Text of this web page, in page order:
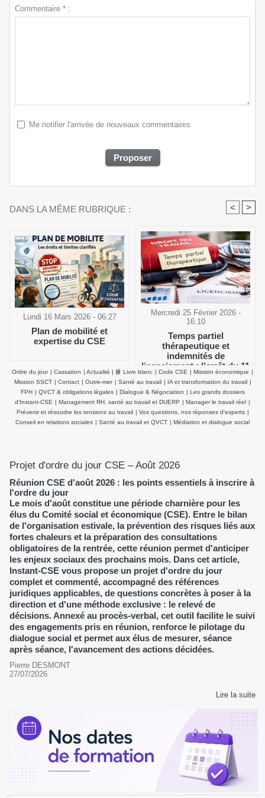
Commentaire * :
Me notifier l'arrivée de nouveaux commentaires
DANS LA MÊME RUBRIQUE : < >
Lundi 16 Mars 2026 - 06:27
Plan de mobilité et
expertise du CSE
Mercredi 25 Février 2026 -
16:10
Temps partiel
thérapeutique et
indemnités de
licenciement : l’arrêt du 11
février 2026 de la Cour de
cassation clarifie le salaire
de référence
Ordre du jour | Cassation | Actualité | 📘 Livre blanc | Code CSE | Mission économique |
Mission SSCT | Contact | Outre-mer | Santé au travail | IA et transformation du travail |
FPH | QVCT & obligations légales | Dialogue & Négociation | Les grands dossiers
d’Instant-CSE | Management RH, santé au travail et DUERP | Manager le travail réel |
Prévenir et résoudre les tensions au travail | Vos questions, nos réponses d'experts |
Conseil en relations sociales | Santé au travail et QVCT | Médiation et dialogue social
Projet d'ordre du jour CSE – Août 2026
Réunion CSE d'août 2026 : les points essentiels à inscrire à
l'ordre du jour
Le mois d'août constitue une période charnière pour les
élus du Comité social et économique (CSE). Entre le bilan
de l'organisation estivale, la prévention des risques liés aux
fortes chaleurs et la préparation des consultations
obligatoires de la rentrée, cette réunion permet d'anticiper
les enjeux sociaux des prochains mois. Dans cet article,
Instant-CSE vous propose un projet d'ordre du jour
complet et commenté, accompagné des références
juridiques applicables, de questions concrètes à poser à la
direction et d'une méthode exclusive : le relevé de
décisions. Annexé au procès-verbal, cet outil facilite le suivi
des engagements pris en réunion, renforce le pilotage du
dialogue social et permet aux élus de mesurer, séance
après séance, l'avancement des actions décidées.
Pierre DESMONT
27/07/2026
Lire la suite